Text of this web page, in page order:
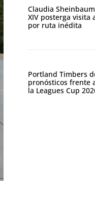
Claudia
XIV posterga visita
por ruta inédita
Portland Timbers
pronósticos frente
la Leagues Cup